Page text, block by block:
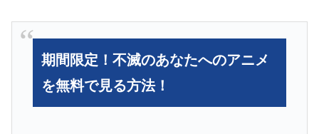
期間限定！不滅のあなたへのアニメ
を無料で見る方法！